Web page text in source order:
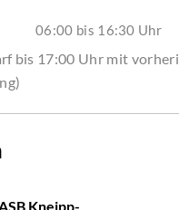
06:00 bis 16:30 Uhr
bis 17:00 Uhr mit
Kneipp-